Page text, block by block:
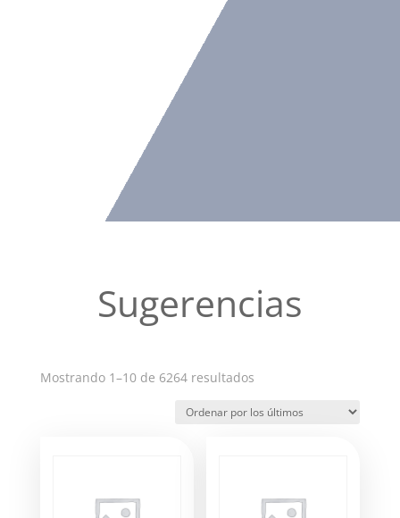
Sugerencias
Mostrando 1–10 de 6264 resultadosOrdenado
los